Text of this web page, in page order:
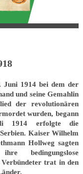
1914 bei dem der
und seine Gemahlin
der revolutionären
wurden, begann
1914 erfolgte die
Kaiser Wilhelm
Hollweg sagten
bedingungslose
Verbündeter trat in den